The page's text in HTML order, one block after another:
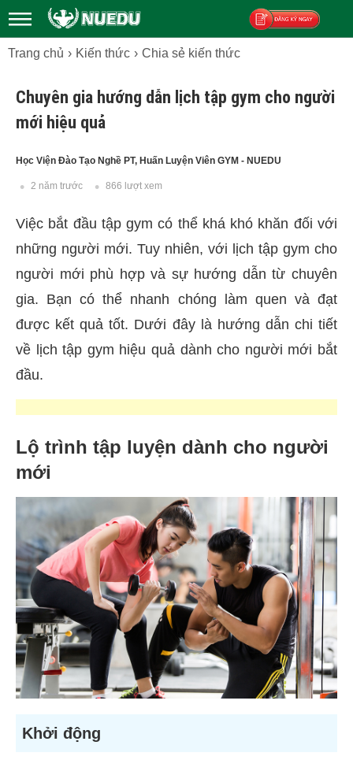
Trang chủ Kiến thức Chia sẻ kiến thức
Chuyên gia hướng dẫn lịch tập gym cho người
mới hiệu quả
Học Viện Đào Tạo Nghề PT, Huấn Luyện Viên GYM - NUEDU
2 năm trước 866 lượt xem
Việc bắt đầu tập gym có thể khá khó khăn đối với
những người mới. Tuy nhiên, với lịch tập gym cho
người mới phù hợp và sự hướng dẫn từ chuyên
gia. Bạn có thể nhanh chóng làm quen và đạt
được kết quả tốt. Dưới đây là hướng dẫn chi tiết
về lịch tập gym hiệu quả dành cho người mới bắt
đầu.
Lộ trình tập luyện dành cho người
mới
Khởi động